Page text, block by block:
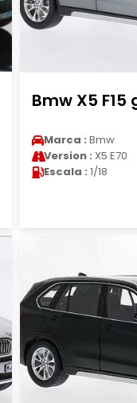
Bmw X5 F15
Marca : Bmw
Version : X5 E70
Escala : 1/18